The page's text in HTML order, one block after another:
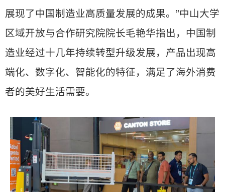
展现了中国制造业高质量发展的成果。”中山大学
区域开放与合作研究院院长毛艳华指出，中国制
造业经过十几年持续转型升级发展，产品出现高
端化、数字化、智能化的特征，满足了海外消费
者的美好生活需要。